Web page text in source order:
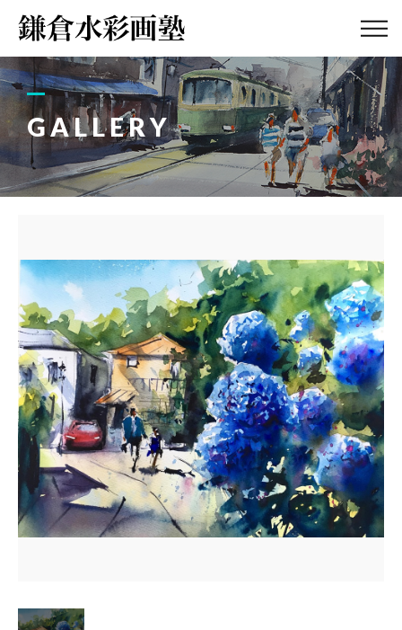
GALLERY
ABOUT
画塾紹介・
アクセス
LESSON
教室案内
PROFILE
塾長紹介
BLOG
画塾ブログ
ATELIER
水彩ブログ
CONTACT
お問い合わせ